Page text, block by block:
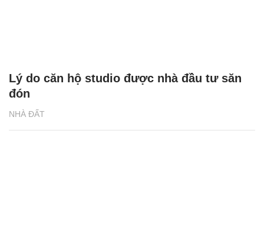
NHÀ ĐẤT
Lý do căn hộ studio được nhà đầu tư săn
đón